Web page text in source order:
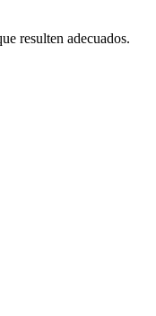
resulten adecuados.